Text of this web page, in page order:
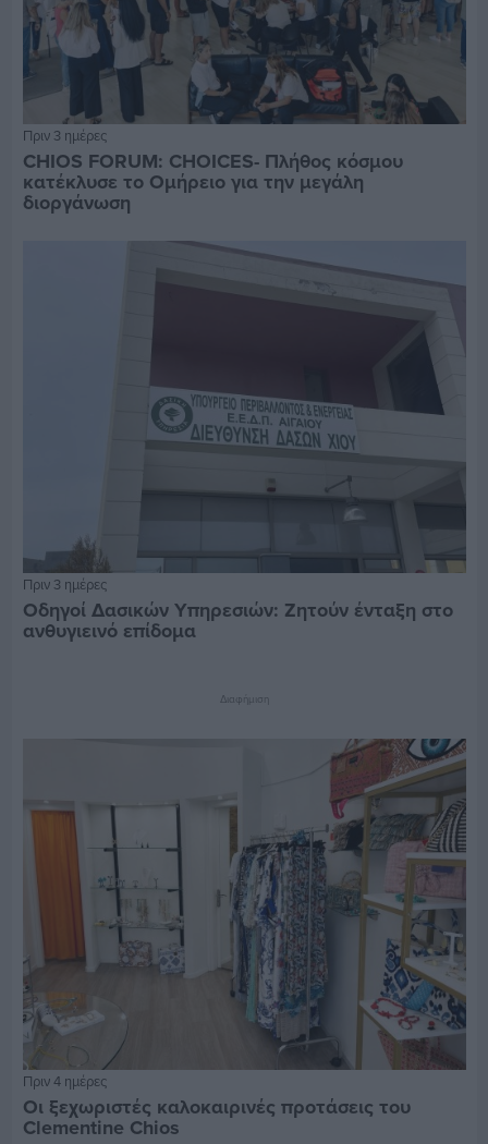
Πριν 3 ημέρες
CHIOS FORUM: CHOICES- Πλήθος κόσμου
κατέκλυσε το Ομήρειο για την μεγάλη
διοργάνωση
Πριν 3 ημέρες
Οδηγοί Δασικών Υπηρεσιών: Ζητούν ένταξη στο
ανθυγιεινό επίδομα
Διαφήμιση
Πριν 4 ημέρες
Οι ξεχωριστές καλοκαιρινές προτάσεις του
Clementine Chios